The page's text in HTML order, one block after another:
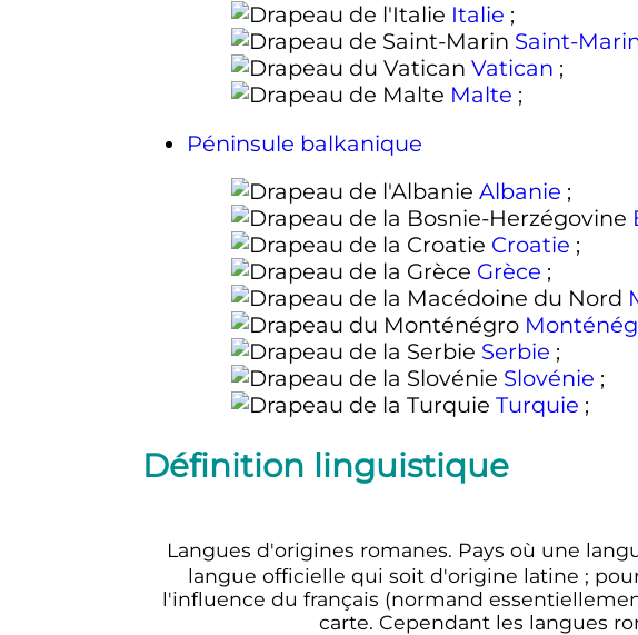
Italie ;
Saint-
Vatican ;
Malte ;
Péninsule balkanique
Albanie ;
Croatie ;
Grèce ;
Serbie ;
Slovénie ;
Turquie ;
Définition linguistique
Langues d'origines romanes. Pays où une
langue officielle qui soit d'origine latine ;
l'influence du français (normand
carte. Cependant les langues